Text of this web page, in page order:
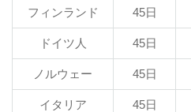
フィンランド 45日
ドイツ人 45日
ノルウェー 45日
イタリア 45日